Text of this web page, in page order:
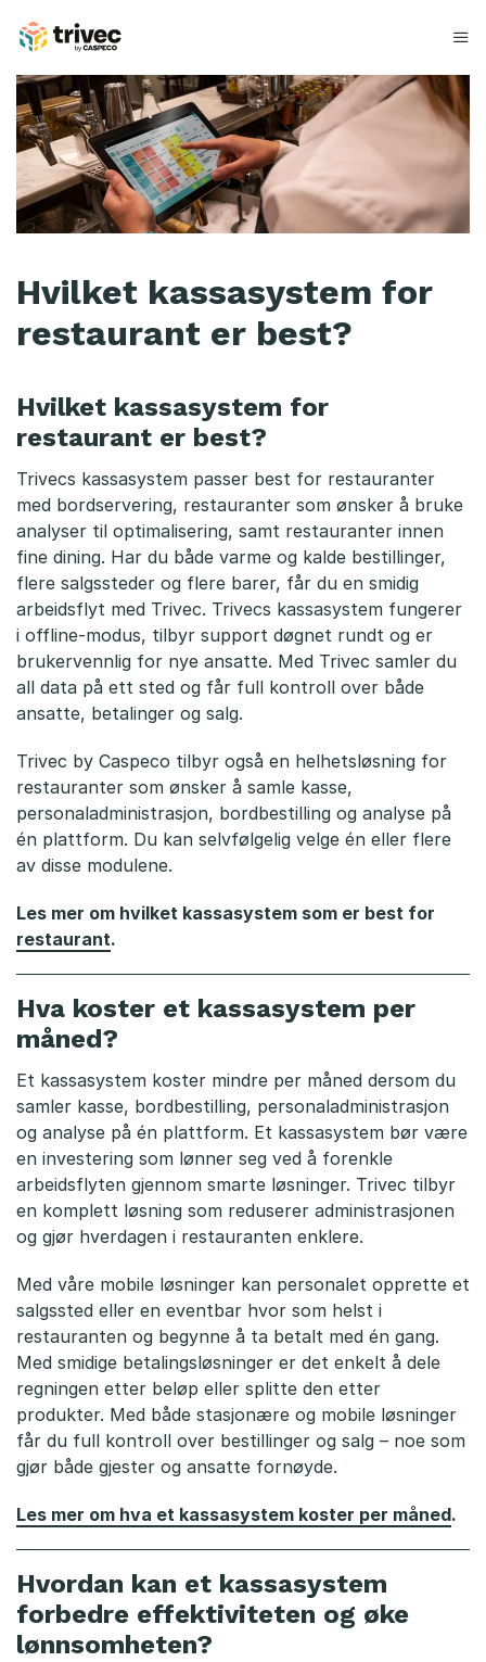
innhold
H
v
i
l
e
t
a
s
s
a
s
y
s
t
e
m
f
o
r
r
e
s
t
a
u
r
a
n
t
e
r
b
e
s
t
?
Hvilket kassasystem for
restaurant er best?
Hvilket kassasystem for
restaurant er best?
Trivecs kassasystem passer best for restauranter
med bordservering, restauranter som ønsker å bruke
analyser til optimalisering, samt restauranter innen
fine dining. Har du både varme og kalde bestillinger,
flere salgssteder og flere barer, får du en smidig
arbeidsflyt med Trivec. Trivecs kassasystem fungerer
i offline-modus, tilbyr support døgnet rundt og er
brukervennlig for nye ansatte. Med Trivec samler du
all data på ett sted og får full kontroll over både
ansatte, betalinger og salg.
Trivec by Caspeco tilbyr også en helhetsløsning for
restauranter som ønsker å samle kasse,
personaladministrasjon, bordbestilling og analyse på
én plattform. Du kan selvfølgelig velge én eller flere
av disse modulene.
Les mer om hvilket kassasystem som er best for
restaurant.
Hva koster et kassasystem per
måned?
Et kassasystem koster mindre per måned dersom du
samler kasse, bordbestilling, personaladministrasjon
og analyse på én plattform. Et kassasystem bør være
en investering som lønner seg ved å forenkle
arbeidsflyten gjennom smarte løsninger. Trivec tilbyr
en komplett løsning som reduserer administrasjonen
og gjør hverdagen i restauranten enklere.
Med våre mobile løsninger kan personalet opprette et
salgssted eller en eventbar hvor som helst i
restauranten og begynne å ta betalt med én gang.
Med smidige betalingsløsninger er det enkelt å dele
regningen etter beløp eller splitte den etter
produkter. Med både stasjonære og mobile løsninger
får du full kontroll over bestillinger og salg – noe som
gjør både gjester og ansatte fornøyde.
Les mer om hva et kassasystem koster per måned.
Hvordan kan et kassasystem
forbedre effektiviteten og øke
lønnsomheten?